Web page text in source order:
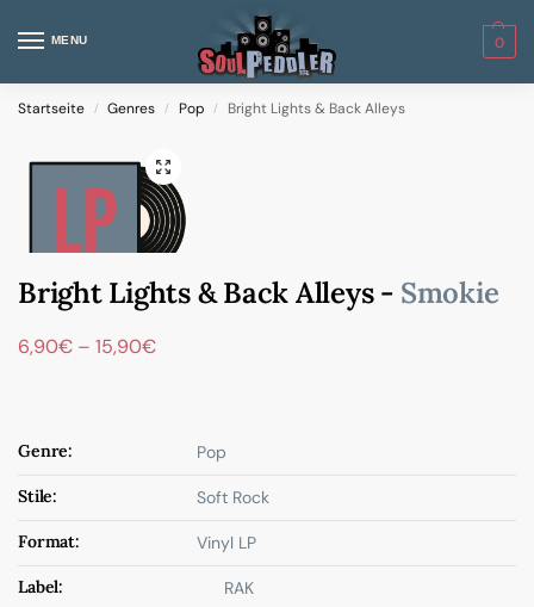
MENU 0
Startseite / Genres / Pop / Bright Lights & Back Alleys
Bright Lights & Back Alleys - Smokie
6,90€ – 15,90€
Genre: Pop
Stile: Soft Rock
Format: Vinyl LP
Label: RAK